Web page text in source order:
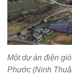
Một dự án điện
Phước (Ninh